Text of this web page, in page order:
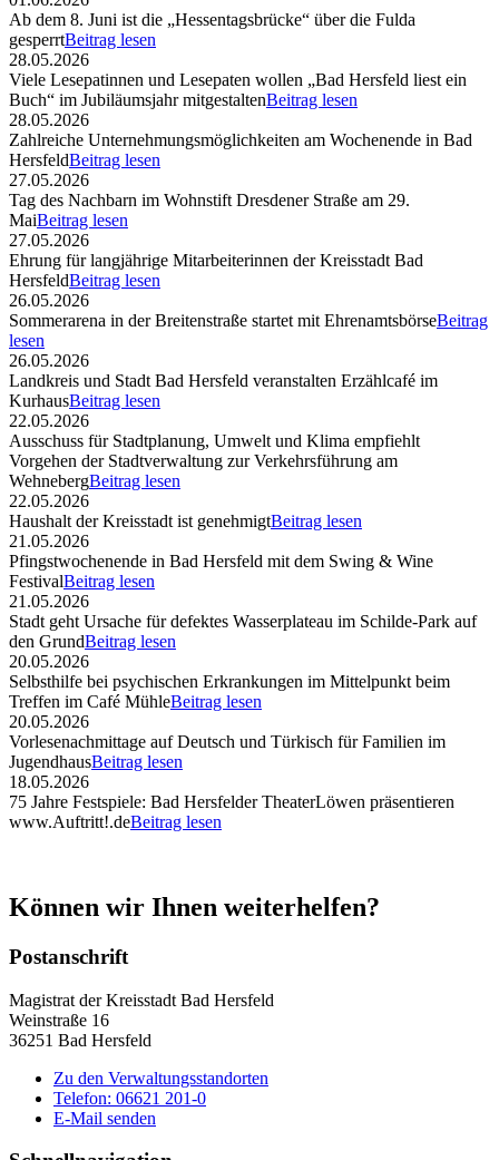
Ab dem 8. Juni ist die „Hessentagsbrücke“ über die Fulda
gesperrtBeitrag lesen
28.05.2026
Viele Lesepatinnen und Lesepaten wollen „Bad Hersfeld liest ein
Buch“ im Jubiläumsjahr mitgestaltenBeitrag lesen
28.05.2026
Zahlreiche Unternehmungsmöglichkeiten am Wochenende in Bad
HersfeldBeitrag lesen
27.05.2026
Tag des Nachbarn im Wohnstift Dresdener Straße am 29.
MaiBeitrag lesen
27.05.2026
Ehrung für langjährige Mitarbeiterinnen der Kreisstadt Bad
HersfeldBeitrag lesen
26.05.2026
Sommerarena in der Breitenstraße startet mit EhrenamtsbörseBeitrag
lesen
26.05.2026
Landkreis und Stadt Bad Hersfeld veranstalten Erzählcafé im
KurhausBeitrag lesen
22.05.2026
Ausschuss für Stadtplanung, Umwelt und Klima empfiehlt
Vorgehen der Stadtverwaltung zur Verkehrsführung am
WehnebergBeitrag lesen
22.05.2026
Haushalt der Kreisstadt ist genehmigtBeitrag lesen
21.05.2026
Pfingstwochenende in Bad Hersfeld mit dem Swing & Wine
FestivalBeitrag lesen
21.05.2026
Stadt geht Ursache für defektes Wasserplateau im Schilde-Park auf
den GrundBeitrag lesen
20.05.2026
Selbsthilfe bei psychischen Erkrankungen im Mittelpunkt beim
Treffen im Café MühleBeitrag lesen
20.05.2026
Vorlesenachmittage auf Deutsch und Türkisch für Familien im
JugendhausBeitrag lesen
18.05.2026
75 Jahre Festspiele: Bad Hersfelder TheaterLöwen präsentieren
www.Auftritt!.deBeitrag lesen
Können wir Ihnen weiterhelfen?
Postanschrift
Magistrat der Kreisstadt Bad Hersfeld
Weinstraße 16
36251 Bad Hersfeld
Zu den Verwaltungsstandorten
Telefon: 06621 201-0
E-Mail senden